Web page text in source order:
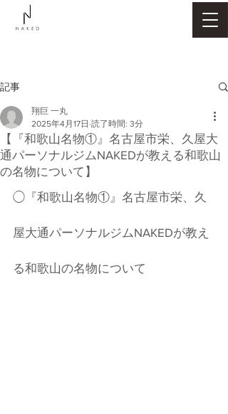
記事
【『和歌山名物①』名古屋市栄、久屋大
通パーソナルジムNAKEDが教える和歌山
の名物について】
翔巨 一丸
2025年4月17日 読了時間: 3分
◯『和歌山名物①』名古屋市栄、久
屋大通パーソナルジムNAKEDが教え
る和歌山の名物について